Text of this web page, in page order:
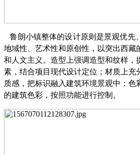
鲁朗小镇整体的设计原则是景观优先
地域性、艺术性和原创性，以突出西藏
和人文主义。造型上强调造型和纹样，
素，结合项目现代设计定位；材质上充
质感，把标识融入建筑环境景观中；色
的建筑色彩，按照功能进行控制。